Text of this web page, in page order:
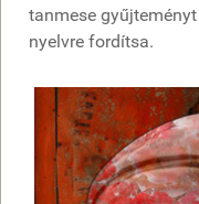
tanmese
nyelvre fordítsa.